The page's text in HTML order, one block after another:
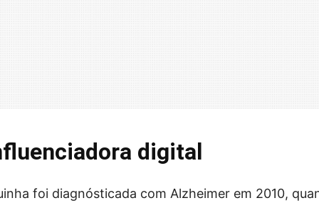
digital
foi diagnósticada com Alzheimer em 2010,